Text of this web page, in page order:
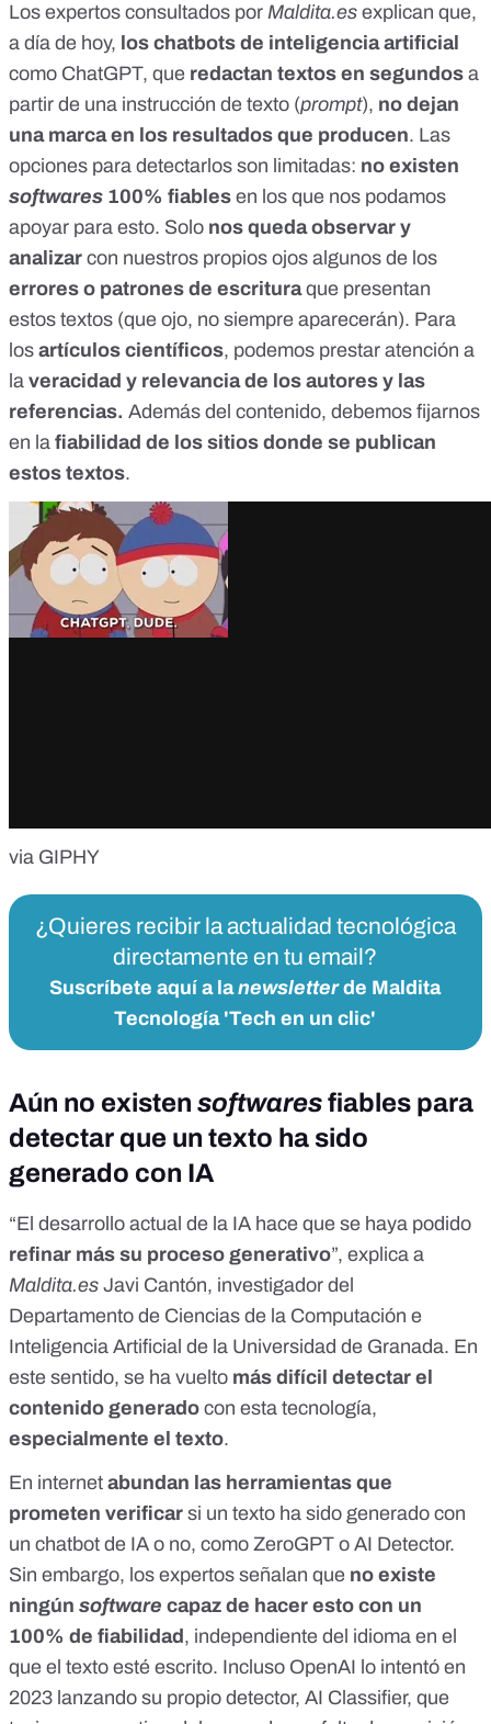
Los expertos consultados por Maldita.es explican que,
a día de hoy, los chatbots de inteligencia artificial
como ChatGPT, que redactan textos en segundos a
partir de una instrucción de texto (prompt), no dejan
una marca en los resultados que producen. Las
opciones para detectarlos son limitadas: no existen
softwares 100% fiables en los que nos podamos
apoyar para esto. Solo nos queda observar y
analizar con nuestros propios ojos algunos de los
errores o patrones de escrituraque presentan
estos textos (que ojo, no siempre aparecerán). Para
los artículos científicos, podemos prestar atención a
la veracidad y relevancia de los autores y las
referencias. Además del contenido, debemos fijarnos
en la fiabilidad de los sitios donde se publican
estos textos.
via GIPHY
¿Quieres recibir la actualidad tecnológica
directamente en tu email?
Suscríbete aquí a lanewsletterde Maldita
Tecnología 'Tech en un clic'
Aún no existen softwaresfiables para
detectar que un texto ha sido
generado con IA
“El desarrollo actual de la IA hace que se haya podido
refinar más su proceso generativo”, explica a
Maldita.es Javi Cantón, investigador del
Departamento de Ciencias de la Computación e
Inteligencia Artificial de la Universidad de Granada. En
este sentido, se ha vuelto más difícil detectar el
contenido generado con esta tecnología,
especialmente el texto.
En internet abundan las herramientas que
prometen verificar si un texto ha sido generado con
un chatbot de IA o no, como ZeroGPT o AI Detector.
Sin embargo, los expertos señalan que no existe
ningún software capaz de hacer esto con un
100% de fiabilidad , independiente del idioma en el
que el texto esté escrito. Incluso OpenAI lo intentó en
2023 lanzando su propio detector, AI Classifier, que